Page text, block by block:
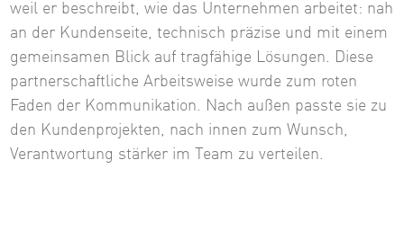
weil er beschreibt, wie das Unternehmen arbeitet: nah
an der Kundenseite, technisch präzise und mit einem
gemeinsamen Blick auf tragfähige Lösungen. Diese
partnerschaftliche Arbeitsweise wurde zum roten
Faden der Kommunikation. Nach außen passte sie zu
den Kundenprojekten, nach innen zum Wunsch,
Verantwortung stärker im Team zu verteilen.